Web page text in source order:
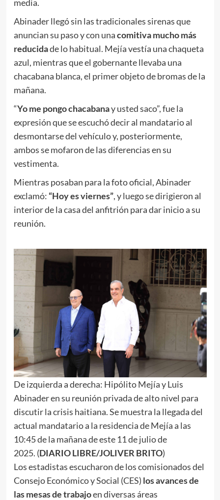
media.
Abinader llegó sin las tradicionales sirenas que
anuncian su paso y con unacomitiva mucho más
reducidade lo habitual. Mejía vestía una chaqueta
azul, mientras que el gobernante llevaba una
chacabana blanca, el primer objeto de bromas de la
mañana.
“Yo me pongo chacabanay usted saco”, fue la
expresión que se escuchó decir al mandatario al
desmontarse del vehículo y, posteriormente,
ambos se mofaron de las diferencias en su
vestimenta.
Mientras posaban para la foto oficial, Abinader
exclamó: “Hoy es viernes”, y luego se dirigieron al
interior de la casa del anfitrión para dar inicio a su
reunión.
De izquierda a derecha: Hipólito Mejía y Luis
Abinader en su reunión privada de alto nivel para
discutir la crisis haitiana. Se muestra la llegada del
actual mandatario a la residencia de Mejía a las
10:45 de la mañana de este 11 de julio de
2025. (DIARIO LIBRE/JOLIVER BRITO)
Los estadistas escucharon de los comisionados del
Consejo Económico y Social (CES) los avances de
las mesas de trabajoen diversas áreas